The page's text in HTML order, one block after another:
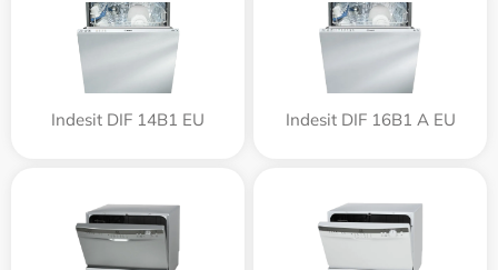
Indesit DIF 14B1 EU Indesit DIF 16B1 A EU